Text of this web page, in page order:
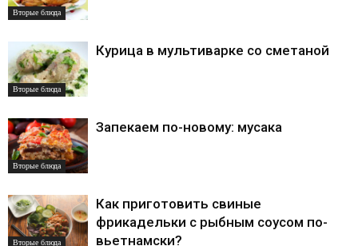
Вторые блюда
Вторые блюда
Курица в мультиварке со сметаной
Вторые блюда
Запекаем по-новому: мусака
Вторые блюда
Как приготовить свиные
фрикадельки с рыбным соусом по-
вьетнамски?